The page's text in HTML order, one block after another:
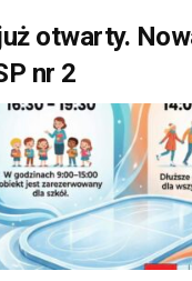
otwarty.
nr 2